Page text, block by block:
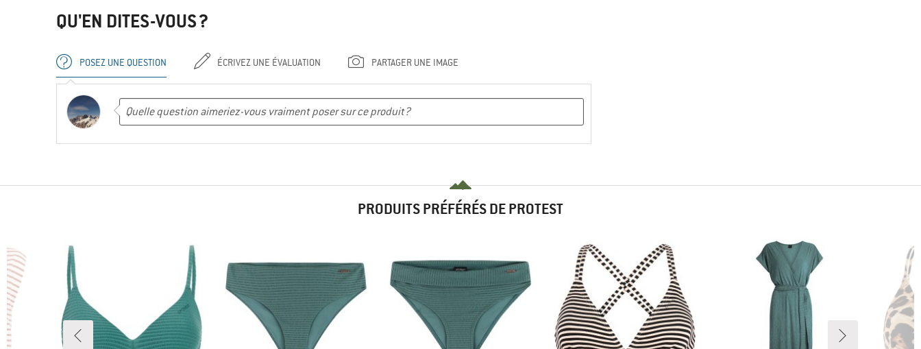
QU'EN DITES-VOUS ?
POSEZ UNE QUESTION ÉCRIVEZ UNE ÉVALUATION PARTAGER UNE IMAGE
PRODUITS PRÉFÉRÉS DE PROTEST